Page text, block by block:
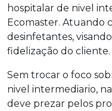
hospitalar de nivel
Ecomaster. Atuando
desinfetantes,
fidelização do cliente.
Sem trocar o foco
nivel intermediario,
deve prezar pelos